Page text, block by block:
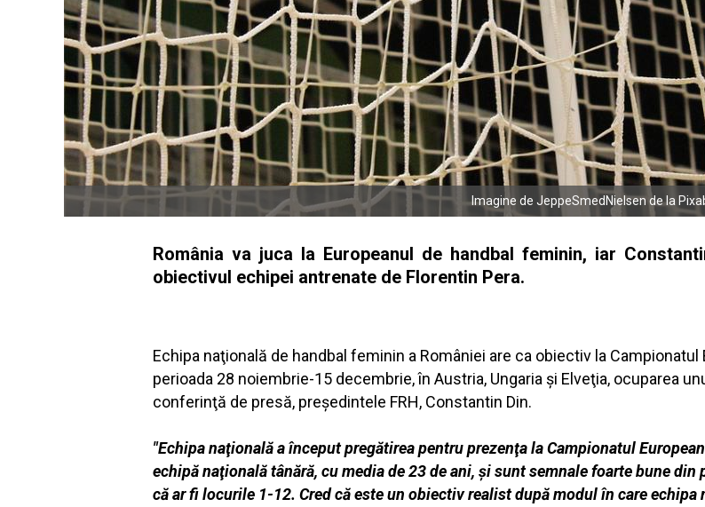
Imagine de JeppeSmedNielsen de la
România va juca la Europeanul de handbal feminin, iar
obiectivul echipei antrenate de Florentin Pera.
Echipa naţională de handbal feminin a României are ca obiectiv la Campionatul
perioada 28 noiembrie-15 decembrie, în Austria, Ungaria şi Elveţia, ocuparea
conferinţă de presă, preşedintele FRH, Constantin Din.
"Echipa naţională a început pregătirea pentru prezenţa la Campionatul
echipă naţională tânără, cu media de 23 de ani, şi sunt semnale foarte bune
că ar fi locurile 1-12. Cred că este un obiectiv realist după modul în care